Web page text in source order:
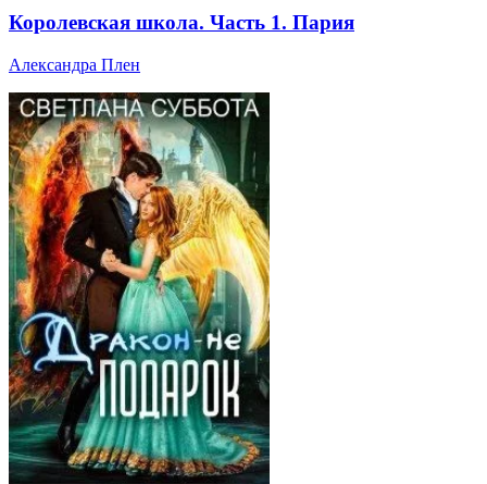
Королевская школа. Часть 1. Пария
Александра Плен